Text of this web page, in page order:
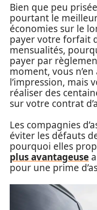
Bien que peu
pourtant le
économies sur le
payer votre forfait
mensualités,
payer par
moment, vous
l’impression, mais
réaliser des
sur votre contrat
Les compagnies
éviter les défauts
pourquoi elles
plus avantageuse
pour une prime